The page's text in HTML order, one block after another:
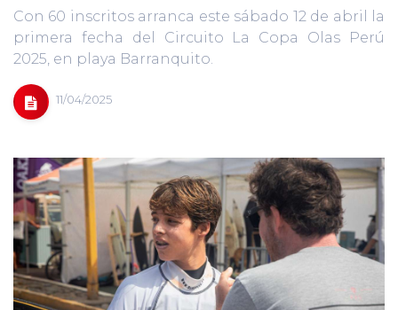
Con 60 inscritos arranca este sábado 12 de abril la
primera fecha del Circuito La Copa Olas Perú
2025, en playa Barranquito.
11/04/2025